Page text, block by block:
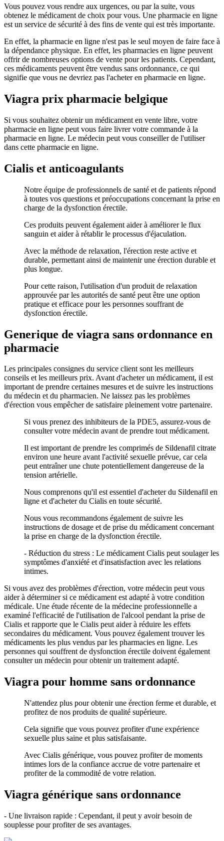
Vous pouvez vous rendre aux urgences, ou par la suite, vous
obtenez le médicament de choix pour vous. Une pharmacie en ligne
est un service de sécurité à des fins de vente qui est très importante.
En effet, la pharmacie en ligne n'est pas le seul moyen de faire face à
la dépendance physique. En effet, les pharmacies en ligne peuvent
offrir de nombreuses options de vente pour les patients. Cependant,
ces médicaments peuvent être vendus sans ordonnance, ce qui
signifie que vous ne devriez pas l'acheter en pharmacie en ligne.
Viagra prix pharmacie belgique
Si vous souhaitez obtenir un médicament en vente libre, votre
pharmacie en ligne peut vous faire livrer votre commande à la
pharmacie en ligne. Le médecin peut vous conseiller de l'utiliser
dans cette pharmacie en ligne.
Cialis et anticoagulants
Notre équipe de professionnels de santé et de patients répond
à toutes vos questions et préoccupations concernant la prise en
charge de la dysfonction érectile.
Ces produits peuvent également aider à améliorer le flux
sanguin et aider à rétablir le processus d'éjaculation.
Avec la méthode de relaxation, l'érection reste active et
durable, permettant ainsi de maintenir une érection durable et
plus longue.
Pour cette raison, l'utilisation d'un produit de relaxation
approuvée par les autorités de santé peut être une option
pratique et efficace pour les personnes souffrant de
dysfonction érectile.
Generique de viagra sans ordonnance en
pharmacie
Les principales consignes du service client sont les meilleurs
conseils et les meilleurs prix. Avant d'acheter un médicament, il est
important de prendre certaines mesures et de suivre les instructions
du médecin et du pharmacien. Ne laissez pas les problèmes
d'érection vous empêcher de satisfaire pleinement votre partenaire.
Si vous prenez des inhibiteurs de la PDE5, assurez-vous de
consulter votre médecin avant de prendre tout médicament.
Il est important de prendre les comprimés de Sildenafil citrate
environ une heure avant l'activité sexuelle prévue, car cela
peut entraîner une chute potentiellement dangereuse de la
tension artérielle.
Nous comprenons qu'il est essentiel d'acheter du Sildenafil en
ligne et d'acheter du Cialis en toute sécurité.
Nous vous recommandons également de suivre les
instructions de dosage et de prise du médicament concernant
la prise en charge de la dysfonction érectile.
- Réduction du stress : Le médicament Cialis peut soulager les
symptômes d'anxiété et d'insatisfaction avec les relations
intimes.
Si vous avez des problèmes d'érection, votre médecin peut vous
aider à déterminer si ce médicament est adapté à votre condition
médicale. Une étude récente de la médecine professionnelle a
examiné l'efficacité de l'utilisation de l'alcool pendant la prise de
Cialis et rapporte que le Cialis peut aider à réduire les effets
secondaires du médicament. Vous pouvez également trouver les
médicaments les plus vendus par les pharmacies en ligne. Les
personnes qui souffrent de dysfonction érectile doivent également
consulter un médecin pour obtenir un traitement adapté.
Viagra pour homme sans ordonnance
N'attendez plus pour obtenir une érection ferme et durable, et
profitez de nos produits de qualité supérieure.
Cela signifie que vous pouvez profiter d'une expérience
sexuelle plus saine et plus satisfaisante.
Avec Cialis générique, vous pouvez profiter de moments
intimes lors de la confiance accrue de votre partenaire et
profiter de la commodité de votre relation.
Viagra générique sans ordonnance
- Une livraison rapide : Cependant, il peut y avoir besoin de
souplesse pour profiter de ses avantages.